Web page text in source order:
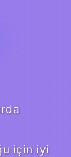
için iyi